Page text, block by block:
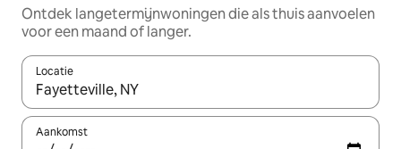
Ontdek langetermijnwoningen die als thuis aanvoelen
voor een maand of langer.
Locatie
Wanneer er resultaten beschikbaar zijn, maak je een keuze
Aankomst